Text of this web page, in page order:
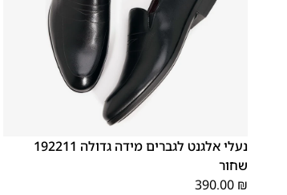
נעלי אלגנט לגברים מידה גדולה 192211
שחור
390.00 ₪